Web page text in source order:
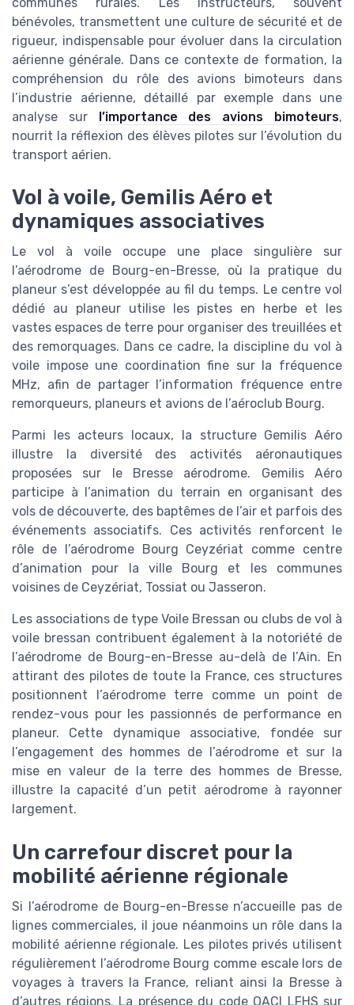
bénévoles, transmettent une culture de sécurité et de
rigueur, indispensable pour évoluer dans la circulation
aérienne générale. Dans ce contexte de formation, la
compréhension du rôle des avions bimoteurs dans
l’industrie aérienne, détaillé par exemple dans une
analyse sur l’importance des avions bimoteurs,
nourrit la réflexion des élèves pilotes sur l’évolution du
transport aérien.
Vol à voile, Gemilis Aéro et
dynamiques associatives
Le vol à voile occupe une place singulière sur
l’aérodrome de Bourg-en-Bresse, où la pratique du
planeur s’est développée au fil du temps. Le centre vol
dédié au planeur utilise les pistes en herbe et les
vastes espaces de terre pour organiser des treuillées et
des remorquages. Dans ce cadre, la discipline du vol à
voile impose une coordination fine sur la fréquence
MHz, afin de partager l’information fréquence entre
remorqueurs, planeurs et avions de l’aéroclub Bourg.
Parmi les acteurs locaux, la structure Gemilis Aéro
illustre la diversité des activités aéronautiques
proposées sur le Bresse aérodrome. Gemilis Aéro
participe à l’animation du terrain en organisant des
vols de découverte, des baptêmes de l’air et parfois des
événements associatifs. Ces activités renforcent le
rôle de l’aérodrome Bourg Ceyzériat comme centre
d’animation pour la ville Bourg et les communes
voisines de Ceyzériat, Tossiat ou Jasseron.
Les associations de type Voile Bressan ou clubs de vol à
voile bressan contribuent également à la notoriété de
l’aérodrome de Bourg-en-Bresse au-delà de l’Ain. En
attirant des pilotes de toute la France, ces structures
positionnent l’aérodrome terre comme un point de
rendez-vous pour les passionnés de performance en
planeur. Cette dynamique associative, fondée sur
l’engagement des hommes de l’aérodrome et sur la
mise en valeur de la terre des hommes de Bresse,
illustre la capacité d’un petit aérodrome à rayonner
largement.
Un carrefour discret pour la
mobilité aérienne régionale
Si l’aérodrome de Bourg-en-Bresse n’accueille pas de
lignes commerciales, il joue néanmoins un rôle dans la
mobilité aérienne régionale. Les pilotes privés utilisent
régulièrement l’aérodrome Bourg comme escale lors de
voyages à travers la France, reliant ainsi la Bresse à
d’autres régions. La présence du code OACI LFHS sur